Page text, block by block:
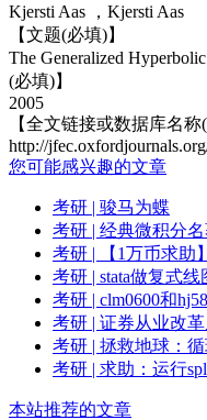
Kjersti Aas ，Kjersti Aas
【文题(必填)】
The Generalized Hyperbolic
(必填)】
2005
【全文链接或数据库名称(
http://
您可能感兴趣的文章
考研 | 骏马为蝶
考研 | 经典微积分
考研 | 【1万币求助
考研 | stata做复式线
考研 | clm0600和
考研 | 证券从业改
考研 | 拯救地球：
考研 | 求助：运行
本站推荐的文章